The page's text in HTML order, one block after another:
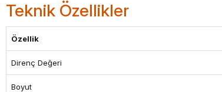
Teknik Özellikler
Özellik
Direnç Değeri
Boyut